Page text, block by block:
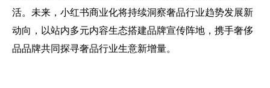
活。未来，小红书商业化将持续洞察奢品行业趋势发展新
动向，以站内多元内容生态搭建品牌宣传阵地，携手奢侈
品品牌共同探寻奢品行业生意新增量。